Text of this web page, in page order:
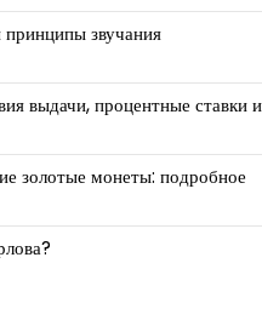
звучания
выдачи, процентные ставки и
золотые монеты: подробное